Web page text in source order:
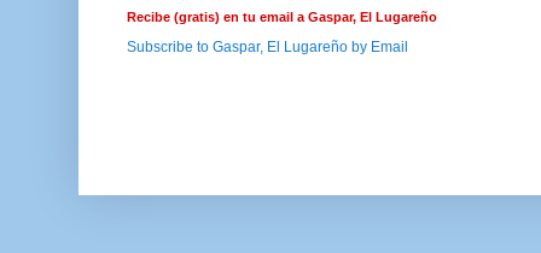
Recibe (gratis) en tu email a Gaspar, El Lugareño
Subscribe to Gaspar, El Lugareño by Email